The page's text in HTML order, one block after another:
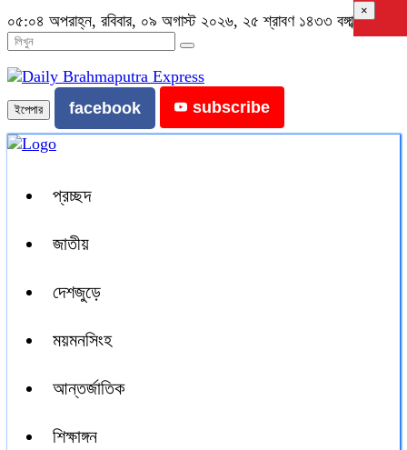
০৫:০৪ অপরাহ্ন, রবিবার, ০৯ অগাস্ট ২০২৬, ২৫ শ্রাবণ ১৪৩৩ বঙ্গাব্দ
ইপেপার facebook subscribe
প্রচ্ছদ
জাতীয়
দেশজুড়ে
ময়মনসিংহ
আন্তর্জাতিক
শিক্ষাঙ্গন
×